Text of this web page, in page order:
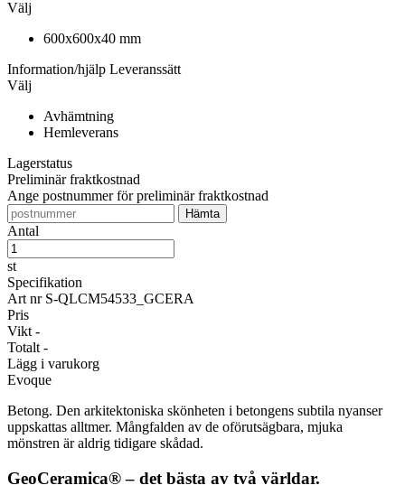
Välj
600x600x40 mm
Information/hjälp Leveranssätt
Välj
Avhämtning
Hemleverans
Lagerstatus
Preliminär fraktkostnad
Ange postnummer för preliminär fraktkostnad
Antal
st
Specifikation
Art nr S-QLCM54533_GCERA
Pris
Vikt -
Totalt -
Lägg i varukorg
Evoque
Betong. Den arkitektoniska skönheten i betongens subtila nyanser
uppskattas alltmer. Mångfalden av de oförutsägbara, mjuka
mönstren är aldrig tidigare skådad.
GeoCeramica® – det bästa av två världar.